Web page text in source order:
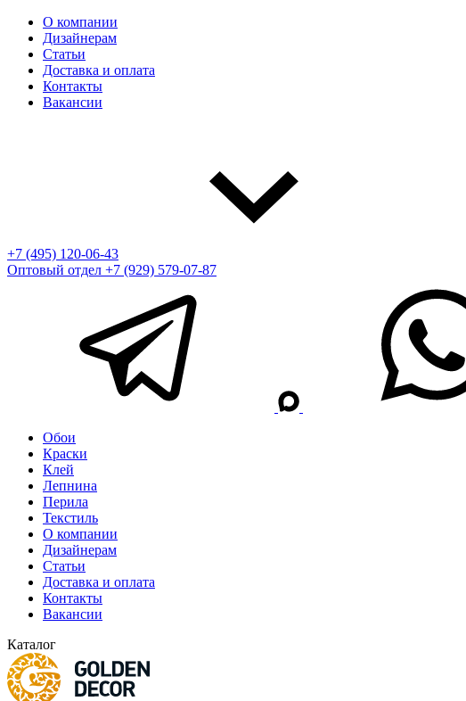
О компании
Дизайнерам
Статьи
Доставка и оплата
Контакты
Вакансии
+7 (495) 120-06-43
Оптовый отдел +7 (929) 579-07-87
Обои
Краски
Клей
Лепнина
Перила
Текстиль
О компании
Дизайнерам
Статьи
Доставка и оплата
Контакты
Вакансии
Каталог